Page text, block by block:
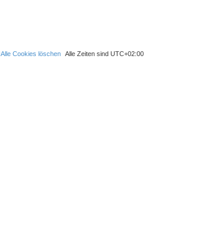
Alle Zeiten sind UTC+02:00
Alle Cookies löschen